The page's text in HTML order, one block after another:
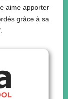
aime apporter
grâce à sa